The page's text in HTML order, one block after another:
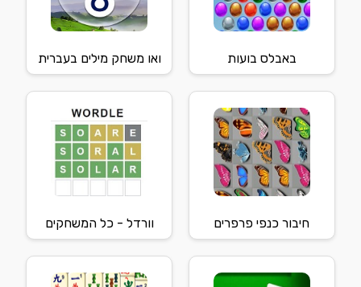
באבלס בועות ואו משחק מילים בעברית
חיבור כנפי פרפרים וורדל - כל המשחקים